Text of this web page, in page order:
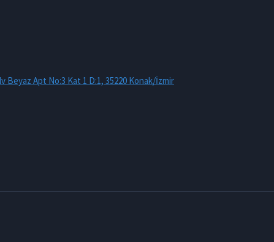
Beyaz Apt No:3 Kat 1 D:1, 35220 Konak/İzmir